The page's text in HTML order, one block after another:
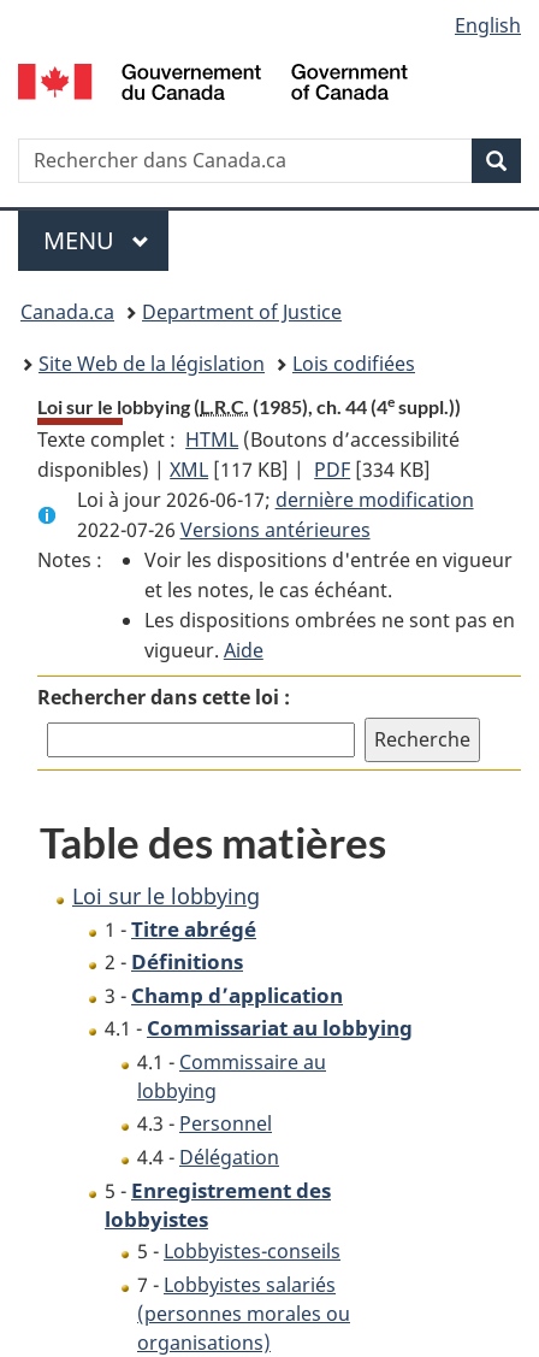
au
contenu
propos
de
la
HTML
simplifiée
selection
English
Recherche
Menu
MENU PRINCIPAL
You
are
here:
Canada.ca
Department of Justice
Site Web de la législation
Lois codifiées
Loi sur le lobbying (L.R.C. (1985), ch. 44 (4e suppl.))
Texte complet : HTML Texte
complet
:
Loi
sur
le
lobbying
(Boutons d’accessibilité
disponibles) |XML Texte
complet
:
Loi
sur
le
lobbying
[117 KB] | PDF Texte
complet
:
Loi
sur
le
[334 KB]
Loi à jour 2026-06-17; dernière modification
2022-07-26 Versions antérieures
Notes :
Voir les dispositions d'entrée en vigueur
et les notes, le cas échéant.
Les dispositions ombrées ne sont pas en
vigueur. Aide
Rechercher dans cette loi :
Table des matières
Loi sur le lobbying
1 -Titre abrégé
2 - Définitions
3 - Champ d’application
4.1 - Commissariat au lobbying
4.1 - Commissaire au
lobbying
4.3 - Personnel
4.4 - Délégation
5 - Enregistrement des
lobbyistes
5 - Lobbyistes-conseils
7 - Lobbyistes salariés
(personnes morales ou
organisations)